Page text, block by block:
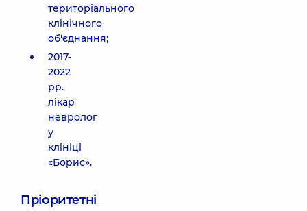
територіального
клінічного
об'єднання;
2017-
2022
рр.
лікар
невролог
у
клініці
«Борис».
Пріоритетні